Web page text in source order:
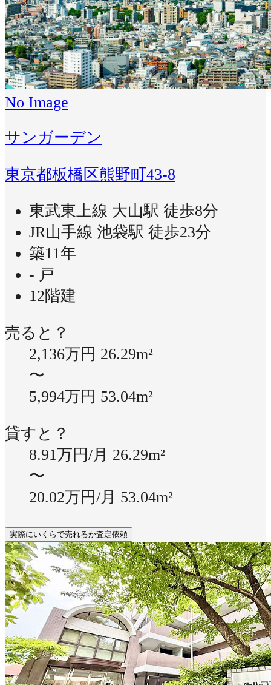
No Image
サンガーデン
東京都板橋区熊野町43-8
東武東上線 大山駅 徒歩8分
JR山手線 池袋駅 徒歩23分
築11年
- 戸
12階建
売ると？
2,136万円 26.29m²
〜
5,994万円 53.04m²
貸すと？
8.91万円/月 26.29m²
〜
20.02万円/月 53.04m²
実際にいくらで売れるか査定依頼